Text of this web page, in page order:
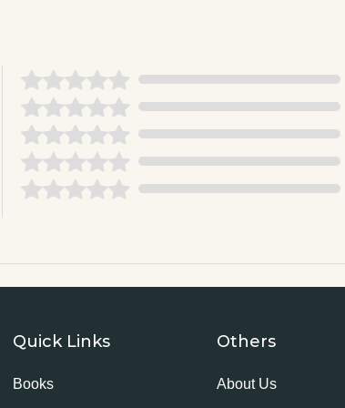
Quick Links
Books
Others
About Us